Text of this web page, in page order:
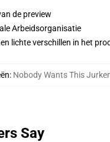
de preview
Arbeidsorganisatie
lichte verschillen in het
: Nobody Wants This
Say